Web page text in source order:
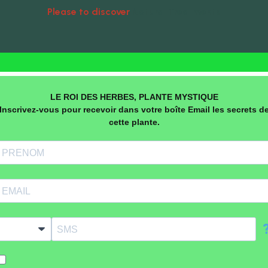
Please to discover
LE ROI DES HERBES, PLANTE MYSTIQUE
vous pour recevoir dans votre boîte Email les secrets
cette plante.